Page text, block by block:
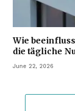
Wie
die tägliche
June 22, 2026